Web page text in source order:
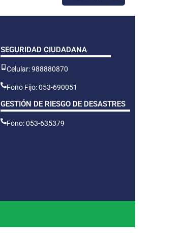
SEGURIDAD CIUDADANA
Celular: 988880870
Fono Fijo: 053-690051
GESTIÓN DE RIESGO DE DESASTRES
Fono: 053-635379